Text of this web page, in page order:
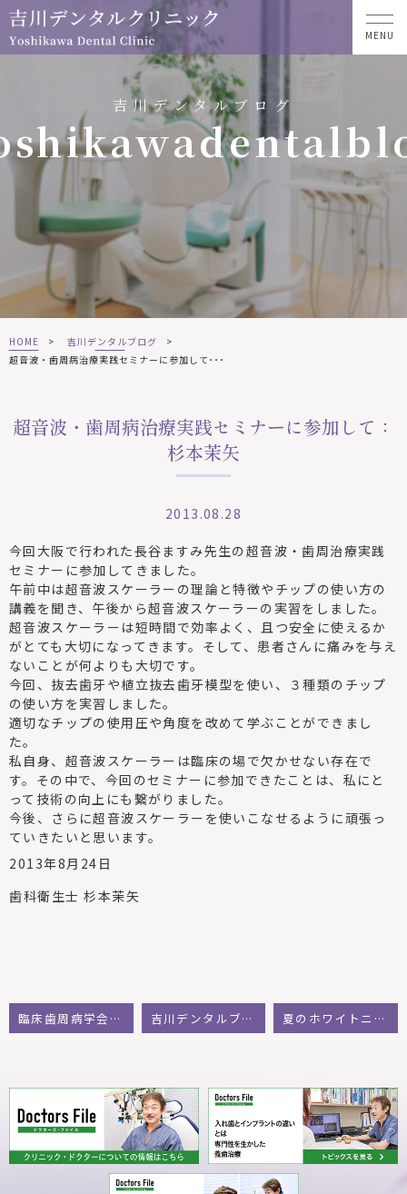
MENU
吉川デンタルブログ
HOME > 吉川デンタルブログ
>
超音波・歯周病治療実践セミナーに参加して･･･
超音波・歯周病治療実践セミナーに参加して：
杉本茉矢
2013.08.28
今回大阪で行われた長谷ますみ先生の超音波・歯周治療実践
セミナーに参加してきました。
午前中は超音波スケーラーの理論と特徴やチップの使い方の
講義を聞き、午後から超音波スケーラーの実習をしました。
超音波スケーラーは短時間で効率よく、且つ安全に使えるか
がとても大切になってきます。そして、患者さんに痛みを与え
ないことが何よりも大切です。
今回、抜去歯牙や植立抜去歯牙模型を使い、３種類のチップ
の使い方を実習しました。
適切なチップの使用圧や角度を改めて学ぶことができまし
た。
私自身、超音波スケーラーは臨床の場で欠かせない存在で
す。その中で、今回のセミナーに参加できたことは、私にと
って技術の向上にも繋がりました。
今後、さらに超音波スケーラーを使いこなせるように頑張っ
ていきたいと思います。
2013年8月24日
歯科衛生士 杉本茉矢
臨床歯周病学会に参加して:福嶋ひろ美 吉川デンタルブログ 夏のホワイトニングキャンペーン